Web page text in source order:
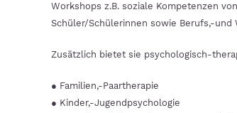
Workshops z.B. soziale Kompetenzen
Schüler/Schülerinnen sowie Berufs,-und
Zusätzlich bietet sie psychologisch-
● Familien,-Paartherapie
● Kinder,-Jugendpsychologie